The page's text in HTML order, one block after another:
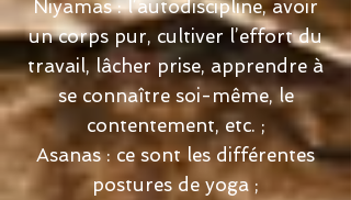
Niyamas : l’autodiscipline, avoir
un corps pur, cultiver l’effort du
travail, lâcher prise, apprendre à
se connaître soi-même, le
contentement, etc. ;
Asanas : ce sont les différentes
postures de yoga ;